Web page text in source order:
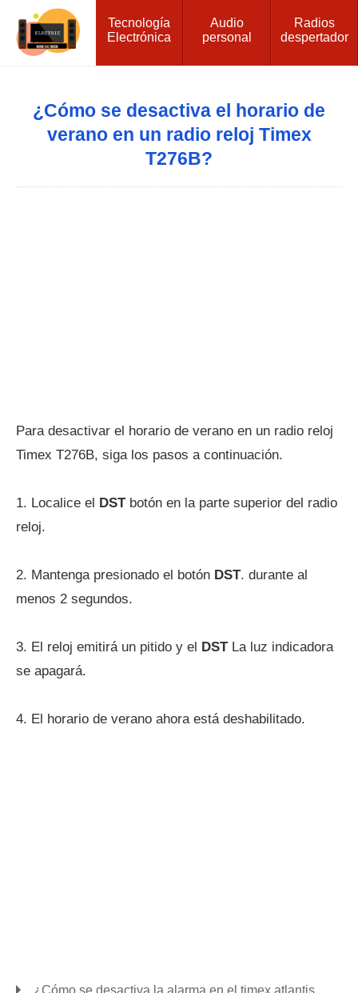
Tecnología
Electrónica
Audio
personal
Radios
despertador
¿Cómo se desactiva el horario de
verano en un radio reloj Timex
T276B?
Para desactivar el horario de verano en un radio reloj
Timex T276B, siga los pasos a continuación.
1. Localice el DSTbotón en la parte superior del radio
reloj.
2. Mantenga presionado el botón DST. durante al
menos 2 segundos.
3. El reloj emitirá un pitido y el DSTLa luz indicadora
se apagará.
4. El horario de verano ahora está deshabilitado.
¿Cómo se desactiva la alarma en el timex atlantis